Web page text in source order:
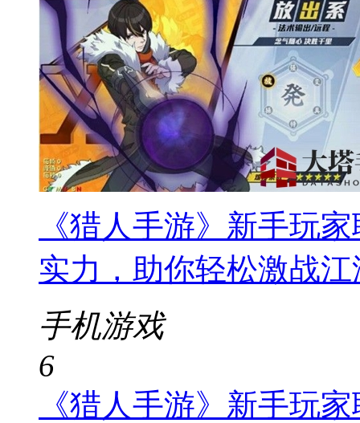
《猎人手游》新手玩
实力，助你轻松激战江
手机游戏
6
《猎人手游》新手玩